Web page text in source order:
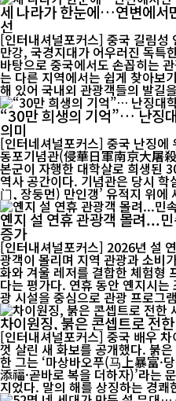
세 나라가 한눈에…연변에서
선
[인터내셔널포커스] 중국 길림성
만강, 국경지대가 어우러진 독특
바탕으로 중국에서도 손꼽히는
는 다른 지역에서는 쉽게 찾아보
“30만 희생의 기억”… 난징
의미
[인터네셔널포커스] 중국 난징에
동포기념관(侵華日軍南京大屠
본군이 자행한 대학살로 희생된
역사 공간이다. 기념관은 당시
门, 장둥먼) 만인갱’ 유적지 위
옌지 설 연휴 관광객 몰려...
증가
[인터내셔널포커스] 2026년 설
광객이 몰리며 지역 관광과 소비
화와 겨울 레저를 결합한 체험형
다는 평가다. 연휴 동안 옌지시는 조선족 민속 체험과 공연, 겨울 관
광 시설을 중심으로 관광 프로그
차이원징, 붉은 콘셉트로 전
[인터내셔널포커스] 중국 배우
껏 살린 새 화보를 공개했다. 붉
한 그는 ‘마상바오푸(马上暴富·
添福·곧바로 복을 더하자)’라는
지었다. 말의 해를 상징하는 경쾌